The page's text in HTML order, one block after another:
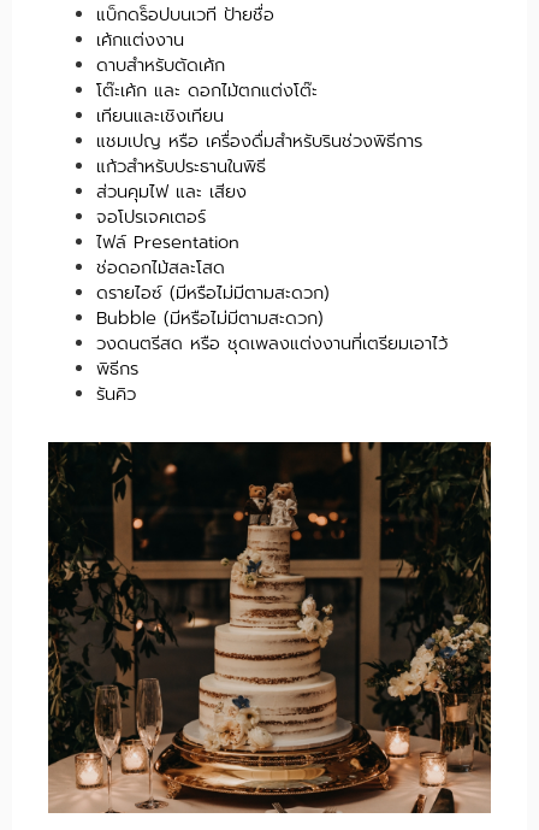
แบ็กดร็อปบนเวที ป้ายชื่อ
เค้กแต่งงาน
ดาบสำหรับตัดเค้ก
โต๊ะเค้ก และ ดอกไม้ตกแต่งโต๊ะ
เทียนและเชิงเทียน
แชมเปญ หรือ เครื่องดื่มสำหรับรินช่วงพิธีการ
แก้วสำหรับประธานในพิธี
ส่วนคุมไฟ และ เสียง
จอโปรเจคเตอร์
ไฟล์ Presentation
ช่อดอกไม้สละโสด
ดรายไอซ์ (มีหรือไม่มีตามสะดวก)
Bubble (มีหรือไม่มีตามสะดวก)
วงดนตรีสด หรือ ชุดเพลงแต่งงานที่เตรียมเอาไว้
พิธีกร
รันคิว